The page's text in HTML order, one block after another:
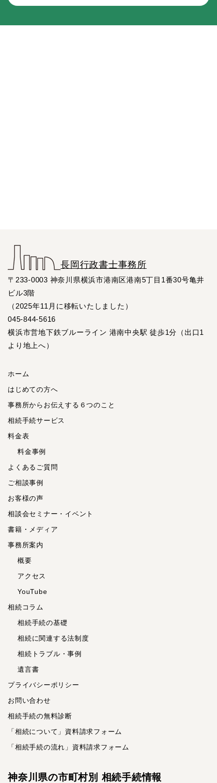
長岡行政書士事務所
〒233-0003 神奈川県横浜市港南区港南5丁目1番30号亀井
ビル3階
（2025年11月に移転いたしました）
045-844-5616
横浜市営地下鉄ブルーライン 港南中央駅 徒歩1分（出口1
より地上へ）
ホーム
はじめての方へ
事務所からお伝えする６つのこと
相続手続サービス
料金表
料金事例
よくあるご質問
ご相談事例
お客様の声
相談会セミナー・イベント
書籍・メディア
事務所案内
概要
アクセス
YouTube
相続コラム
相続手続の基礎
相続に関連する法制度
相続トラブル・事例
遺言書
プライバシーポリシー
お問い合わせ
相続手続の無料診断
「相続について」資料請求フォーム
「相続手続の流れ」資料請求フォーム
神奈川県の市町村別 相続手続情報